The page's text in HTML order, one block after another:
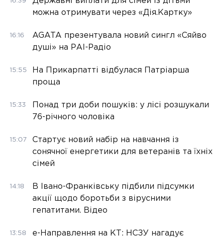
можна отримувати через «Дія.Картку»
16:16
AGATA презентувала новий сингл «Сяйво
душі» на РАІ-Радіо
15:55
На Прикарпатті відбулася Патріарша
проща
15:33
Понад три доби пошуків: у лісі розшукали
76-річного чоловіка
15:07
Стартує новий набір на навчання із
сонячної енергетики для ветеранів та їхніх
сімей
14:18
В Івано-Франківську підбили підсумки
акції щодо боротьби з вірусними
гепатитами. Відео
13:58
е-Направлення на КТ: НСЗУ нагадує